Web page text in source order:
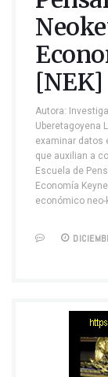
[NEK]
Autora:
Uberetagoyena
examinar datos
que auxilian a
Escuela de
Economía
económico